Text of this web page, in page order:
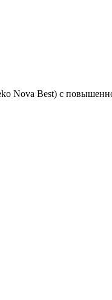
Nova Best) с